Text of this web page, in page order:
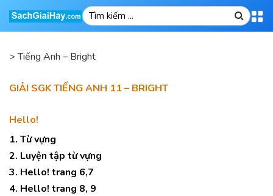
>Tiếng Anh – Bright
GIẢI SGK TIẾNG ANH 11 – BRIGHT
Hello!
1. Từ vựng
2. Luyện tập từ vựng
3. Hello! trang 6,7
4. Hello! trang 8, 9